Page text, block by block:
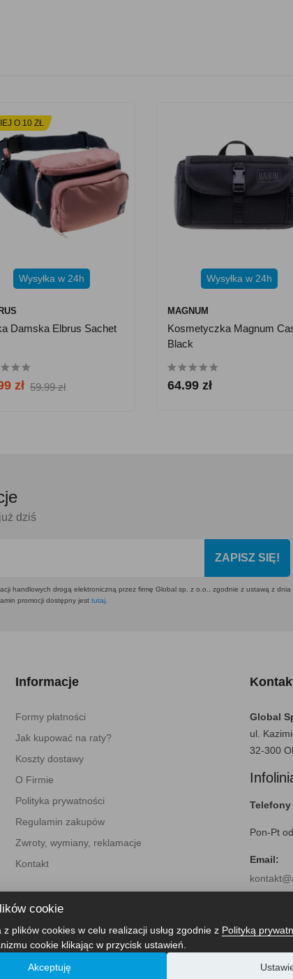
O 10 ZŁ
Wysyłka w 24h
Damska Elbrus Sachet
zł 59.99 zł
Wysyłka w 24h
MAGNUM
Kosmetyczka Magnum
Black
64.99 zł
dziś
ZAPISZ SIĘ!
handlowych drogą elektroniczną przez firmę Global sp. z o.o., zgodnie z ustawą z
promocji dostępny jest tutaj
Informacje
Formy płatności
Jak kupować na raty?
Koszty dostawy
O Firmie
Polityka prywatności
Regulamin zakupów
Zwroty, wymiany, reklamacje
Kontakt
Global
ul.
32-300
Pon-Pt
Email:
cookie
plików cookies w celu realizacji usług zgodnie z Polityką
cookie klikając w przycisk ustawień.
Akceptuję